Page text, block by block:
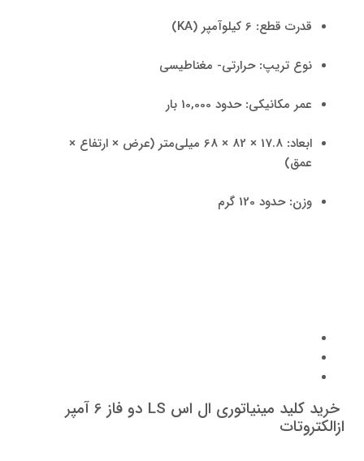
قدرت قطع:
نوع تریپ: حرارتی- مغناطیسی
عمر مکانیکی: حدود 10,000 بار
ابعاد:
17.8 × 82 × 68 میلی‌متر (عرض × ارتفاع ×
عمق)
وزن: حدود 120 گرم
خرید کلید مینیاتوری ال اس LS دو فاز 6 آمپر
ازالکتروتات